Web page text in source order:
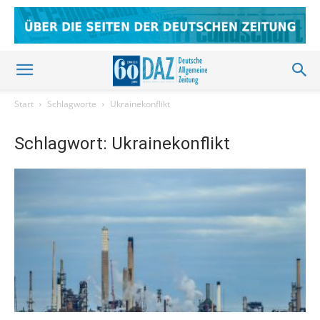
Start Schlagworte Ukrainekonflikt
Schlagwort: Ukrainekonflikt